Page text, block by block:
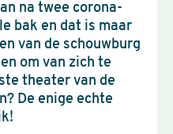
na twee corona-
bak en dat is maar
van de schouwburg
om van zich te
theater van de
De enige echte